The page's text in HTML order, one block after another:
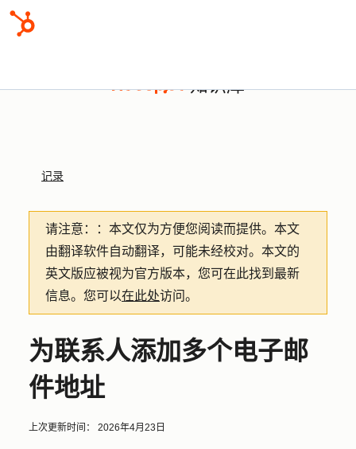
知识库
记录
请注意： ：本文仅为方便您阅读而提供。 本文
由翻译软件自动翻译，可能未经校对。本文的
英文版应被视为官方版本，您可在此找到最新
信息。您可以在此处访问。
为联系人添加多个电子邮
件地址
上次更新时间： 2026年4月23日